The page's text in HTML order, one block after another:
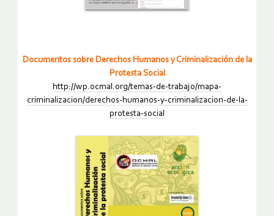
Documentos sobre Derechos Humanos y Criminalización de la
Protesta Social
http://wp.ocmal.org/temas-de-trabajo/mapa-
criminalizacion/derechos-humanos-y-criminalizacion-de-la-
protesta-social